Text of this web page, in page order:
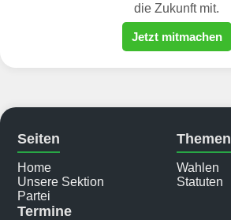
die Zukunft mit.
Jetzt mitmachen
Seiten
Home
Unsere Sektion
Partei
Themen
Wahlen
Statuten
Termine